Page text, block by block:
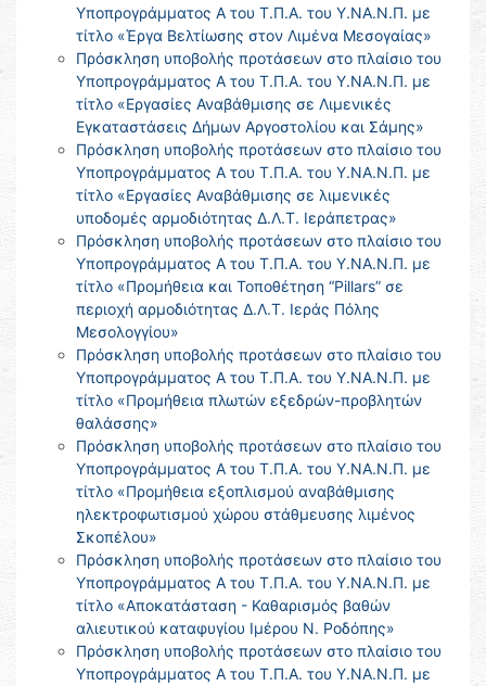
Υποπρογράμματος Α του Τ.Π.Α. του Υ.ΝΑ.Ν.Π. με
τίτλο «Έργα Βελτίωσης στον Λιμένα Μεσογαίας»
Πρόσκληση υποβολής προτάσεων στο πλαίσιο του
Υποπρογράμματος Α του Τ.Π.Α. του Υ.ΝΑ.Ν.Π. με
τίτλο «Εργασίες Αναβάθμισης σε Λιμενικές
Εγκαταστάσεις Δήμων Αργοστολίου και Σάμης»
Πρόσκληση υποβολής προτάσεων στο πλαίσιο του
Υποπρογράμματος Α του Τ.Π.Α. του Υ.ΝΑ.Ν.Π. με
τίτλο «Εργασίες Αναβάθμισης σε λιμενικές
υποδομές αρμοδιότητας Δ.Λ.Τ. Ιεράπετρας»
Πρόσκληση υποβολής προτάσεων στο πλαίσιο του
Υποπρογράμματος Α του Τ.Π.Α. του Υ.ΝΑ.Ν.Π. με
τίτλο «Προμήθεια και Τοποθέτηση “Pillars” σε
περιοχή αρμοδιότητας Δ.Λ.Τ. Ιεράς Πόλης
Μεσολογγίου»
Πρόσκληση υποβολής προτάσεων στο πλαίσιο του
Υποπρογράμματος Α του Τ.Π.Α. του Υ.ΝΑ.Ν.Π. με
τίτλο «Προμήθεια πλωτών εξεδρών-προβλητών
θαλάσσης»
Πρόσκληση υποβολής προτάσεων στο πλαίσιο του
Υποπρογράμματος Α του Τ.Π.Α. του Υ.ΝΑ.Ν.Π. με
τίτλο «Προμήθεια εξοπλισμού αναβάθμισης
ηλεκτροφωτισμού χώρου στάθμευσης λιμένος
Σκοπέλου»
Πρόσκληση υποβολής προτάσεων στο πλαίσιο του
Υποπρογράμματος Α του Τ.Π.Α. του Υ.ΝΑ.Ν.Π. με
τίτλο «Αποκατάσταση - Καθαρισμός βαθών
αλιευτικού καταφυγίου Ιμέρου Ν. Ροδόπης»
Πρόσκληση υποβολής προτάσεων στο πλαίσιο του
Υποπρογράμματος Α του Τ.Π.Α. του Υ.ΝΑ.Ν.Π. με